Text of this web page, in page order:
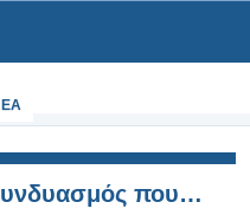
που…